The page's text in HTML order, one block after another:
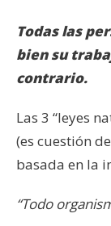
Todas las
bien su
contrario.
Las 3 “leyes
(es cuestión
basada en la
“Todo